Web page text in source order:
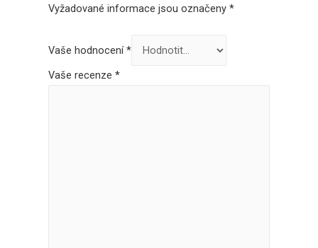
Vyžadované informace jsou označeny*
Vaše hodnocení*
Vaše recenze*